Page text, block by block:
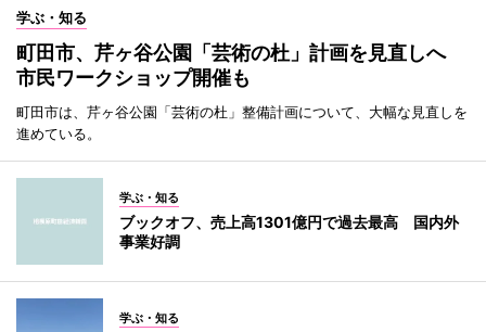
学ぶ・知る
町田市、芹ヶ谷公園「芸術の杜」計画を見直しへ
市民ワークショップ開催も
町田市は、芹ヶ谷公園「芸術の杜」整備計画について、大幅な見直しを
進めている。
学ぶ・知る
ブックオフ、売上高1301億円で過去最高 国内外
事業好調
学ぶ・知る